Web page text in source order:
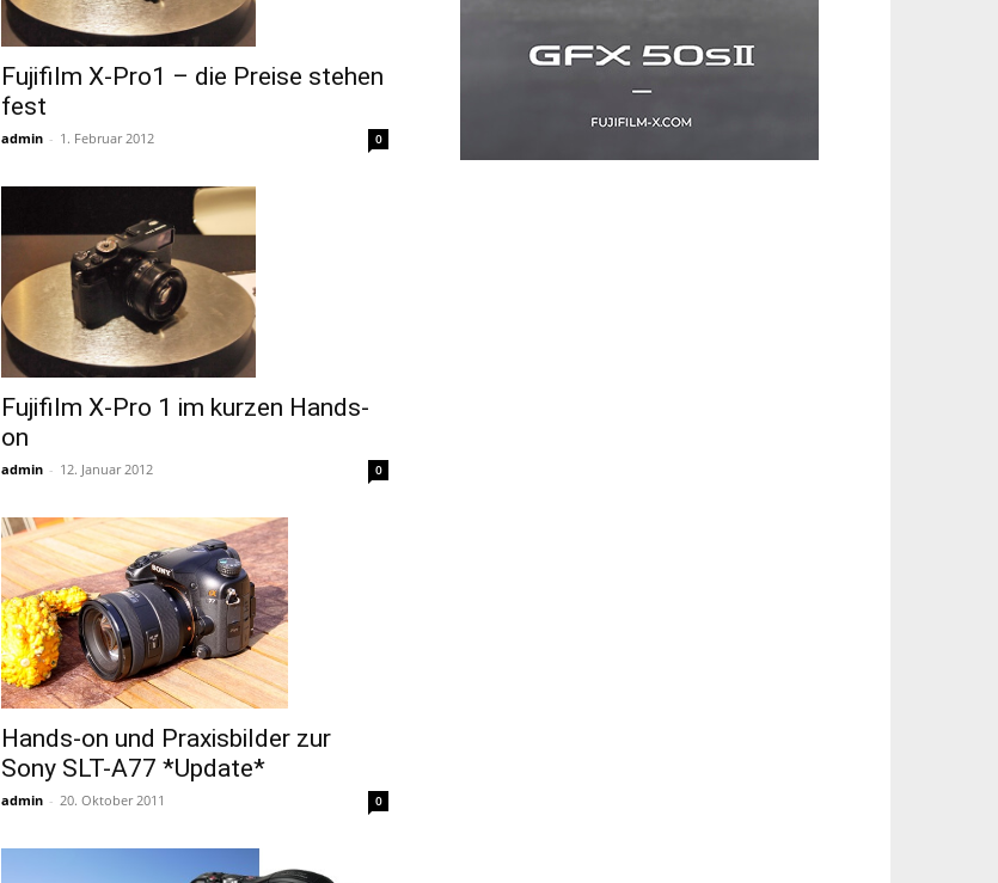
Fujifilm X-Pro1 – die Preise stehen
fest
admin - 1. Februar 2012 0
Fujifilm X-Pro 1 im kurzen Hands-
on
admin - 12. Januar 2012 0
Hands-on und Praxisbilder zur
Sony SLT-A77 *Update*
admin - 20. Oktober 2011 0